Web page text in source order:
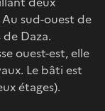
sud-ouest de
Daza.
ouest-est, elle
Le bâti est
étages).